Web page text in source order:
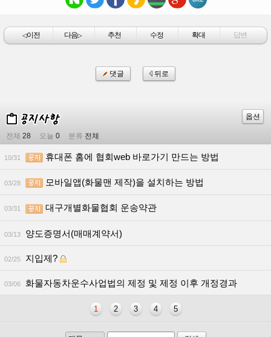
◁이전 다음▷ 추천 수정 확대 답변
댓글 뒤로
옵션
전체 28 오늘 0 분류 전체
10/31 휴대폰 홈에 협회web 바로가기 만드는 방법
03/28 모바일앱(화물맨 제작)을 설치하는 방법
03/31 대구개별화물협회 운송약관
03/13 양도증명서(매매계약서)
02/25 지입제?
03/06 화물자동차운수사업법의 제정 및 제정 이후 개정경과
1 2 3 4 5